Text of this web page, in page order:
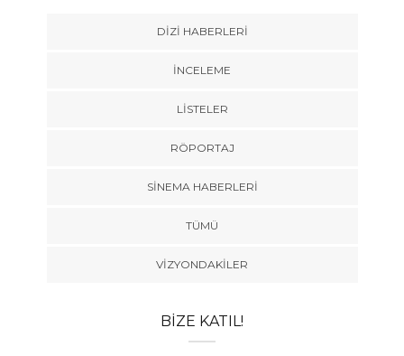
DIZI HABERLERI
İNCELEME
LISTELER
RÖPORTAJ
SINEMA HABERLERI
TÜMÜ
VIZYONDAKILER
BIZE KATIL!